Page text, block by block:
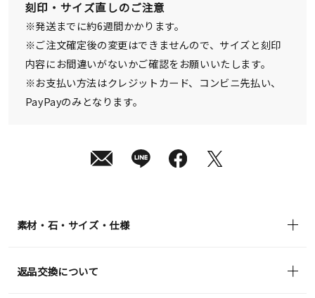
送
¥49,500 (tax
in)
刻印・サイズ直しのご注意
※発送までに約6週間かかります。
※ご注文確定後の変更はできませんので、サイズと刻印
内容にお間違いがないかご確認をお願いいたします。
※お支払い方法はクレジットカード、コンビニ先払い、
PayPayのみとなります。
素材・石・サイズ・仕様
返品交換について